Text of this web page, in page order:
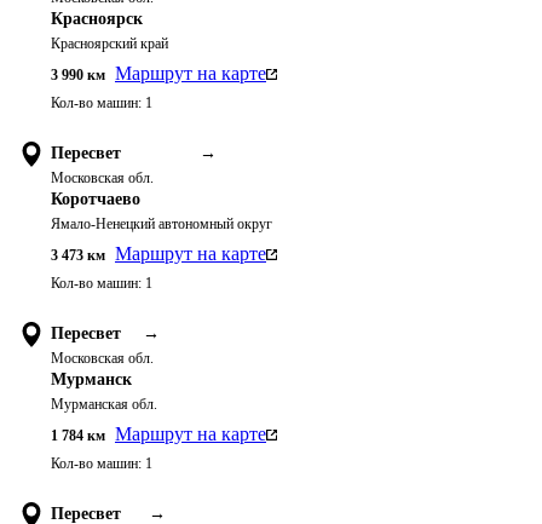
Красноярск
Красноярский край
3 990 км Маршрут на карте
Кол-во машин: 1
Пересвет →
Московская обл.
Коротчаево
Ямало-Ненецкий автономный округ
3 473 км Маршрут на карте
Кол-во машин: 1
Пересвет →
Московская обл.
Мурманск
Мурманская обл.
1 784 км Маршрут на карте
Кол-во машин: 1
Пересвет →